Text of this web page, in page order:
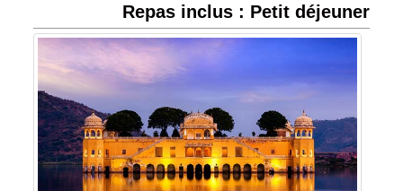
Repas inclus : Petit déjeuner